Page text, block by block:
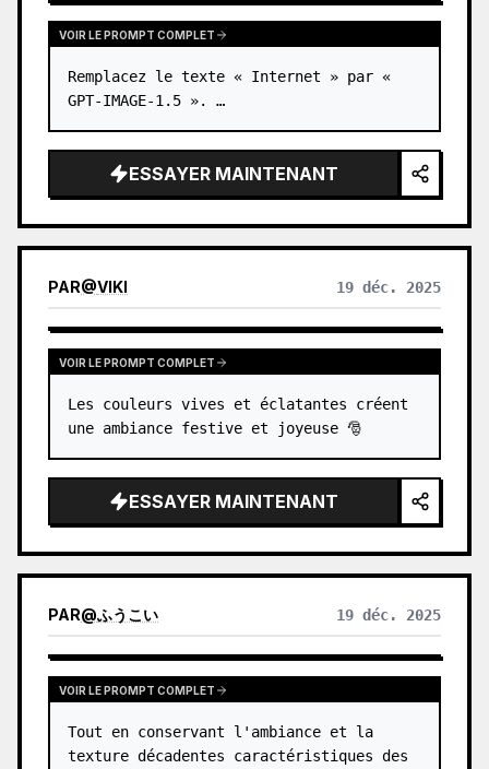
ambre, d'un aplat extrême, évoquent la gravure
sur bois. Après validation de l'aperçu, l'image
tonalité, le moment, l'ambiance, la saison et la
densité du trait. Parfait pour les illustrations, les
VOIR LE PROMPT COMPLET
Remplacez le texte « Internet » par «
GPT-IMAGE-1.5 ». …
ESSAYER MAINTENANT
PAR@VIKI 19 déc. 2025
VOIR LE PROMPT COMPLET
Les couleurs vives et éclatantes créent
une ambiance festive et joyeuse 🎅
ESSAYER MAINTENANT
PAR@ふうこい 19 déc. 2025
VOIR LE PROMPT COMPLET
Tout en conservant l'ambiance et la
texture décadentes caractéristiques des